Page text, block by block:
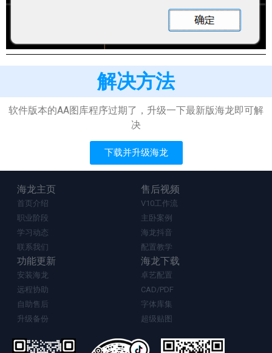
解决方法
软件版本的AA图库程序过期了，升级一下最新版海龙即可解
决
下载并升级海龙
海龙主页
首页介绍
职业阶段
学习动态
联系我们
售后视频
V10工作流
主卧案例
海龙抖音
配置教学
功能更新
安装海龙
远程协助
自助售后
升级备份
海龙下载
卓艺配置
CAD/PDF
字体库集
超级贴图